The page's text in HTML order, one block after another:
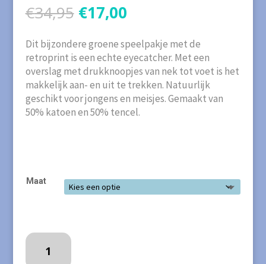
€34,95 Oorspronkelijke
prijs
was:
€34,95.
€17,00Huidige
is:
€17,00.
Dit bijzondere groene speelpakje met de
retroprint is een echte eyecatcher. Met een
overslag met drukknoopjes van nek tot voet is het
makkelijk aan- en uit te trekken. Natuurlijk
geschikt voor jongens en meisjes. Gemaakt van
50% katoen en 50% tencel.
Maat
4FUNKYFLAVOURS
Speelpakje